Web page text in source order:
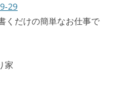
29
くだけの簡単なお仕事で
家